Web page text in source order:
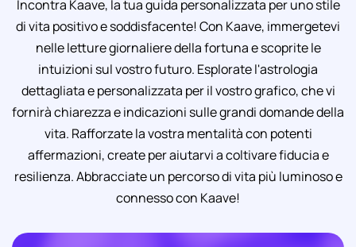
Incontra Kaave, la tua guida personalizzata per uno stile
di vita positivo e soddisfacente! Con Kaave, immergetevi
nelle letture giornaliere della fortuna e scoprite le
intuizioni sul vostro futuro. Esplorate l'astrologia
dettagliata e personalizzata per il vostro grafico, che vi
fornirà chiarezza e indicazioni sulle grandi domande della
vita. Rafforzate la vostra mentalità con potenti
affermazioni, create per aiutarvi a coltivare fiducia e
resilienza. Abbracciate un percorso di vita più luminoso e
connesso con Kaave!